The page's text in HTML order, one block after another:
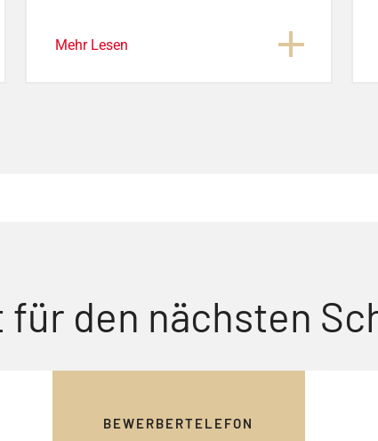
Mehr Lesen
für den nächsten
BEWERBERTELEFON